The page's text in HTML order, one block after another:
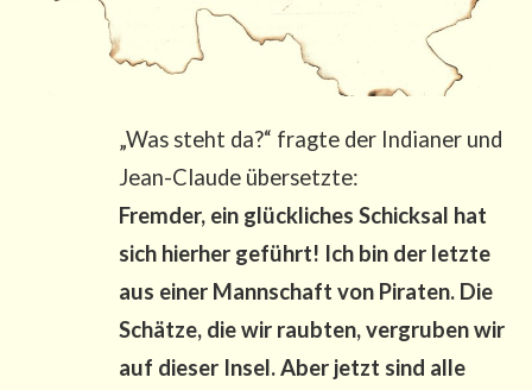
„Was steht da?“ frag­te der India­ner und
Jean-Clau­de über­setz­te:
Frem­der, ein glück­li­ches Schick­sal hat
sich hier­her geführt! Ich bin der letz­te
aus einer Mann­schaft von Pira­ten. Die
Schät­ze, die wir raub­ten, ver­gru­ben wir
auf die­ser Insel. Aber jetzt sind alle